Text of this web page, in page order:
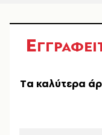
Ε
Tα καλύτερα